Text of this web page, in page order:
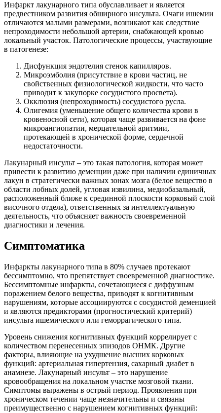
Инфаркт лакунарного типа обуславливает и является
предвестником развития обширного инсульта. Очаги ишемии
отличаются малыми размерами, возникают как следствие
непроходимости небольшой артерии, снабжающей кровью
локальный участок. Патологические процессы, участвующие
в патогенезе:
Дисфункция эндотелия стенок капилляров.
Микроэмболия (присутствие в крови частиц, не
свойственных физиологической жидкости, что часто
приводит к закупорке сосудистого просвета).
Окклюзия (непроходимость) сосудистого русла.
Олигемия (уменьшение общего количества крови в
кровеносной сети), которая чаще развивается на фоне
микроангиопатии, мерцательной аритмии,
протекающей в хронической форме, сердечной
недостаточности.
Лакунарный инсульт – это такая патология, которая может
привести к развитию деменции даже при наличии единичных
лакун в стратегически важных зонах мозга (белое вещество в
области лобных долей, угловая извилина, медиобазальный,
расположенный ближе к срединной плоскости корковый слой
височного отдела), ответственных за интеллектуальную
деятельность, что объясняет важность своевременной
диагностики и лечения.
Симптоматика
Инфаркты лакунарного типа в 80% случаев протекают
бессимптомно, что препятствует своевременной диагностике.
Бессимптомные инфаркты, сочетающиеся с диффузным
поражением белого вещества, приводят к когнитивным
нарушениям, которые ассоциируются с сосудистой деменцией
и являются предикторами (прогностический критерий)
инсульта ишемического или геморрагического типа.
Уровень снижения когнитивных функций коррелирует с
количеством перенесенных эпизодов ОНМК. Другие
факторы, влияющие на ухудшение высших корковых
функций: артериальная гипертензия, сахарный диабет в
анамнезе. Лакунарный инсульт – это нарушение
кровообращения на локальном участке мозговой ткани.
Симптомы выражены в острый период. Проявления при
хроническом течении чаще незначительны и связаны
преимущественно с нарушением когнитивных функций: